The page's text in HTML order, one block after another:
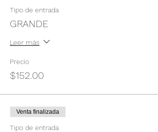
Tipo de entrada
GRANDE
Leer más
Precio
$152.00
Venta finalizada
Tipo de entrada